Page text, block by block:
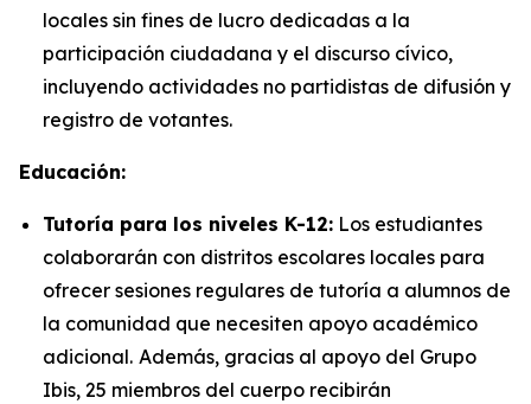
locales sin fines de lucro dedicadas a la
participación ciudadana y el discurso cívico,
incluyendo actividades no partidistas de difusión y
registro de votantes.
Educación:
Tutoría para los niveles K-12: Los estudiantes
colaborarán con distritos escolares locales para
ofrecer sesiones regulares de tutoría a alumnos de
la comunidad que necesiten apoyo académico
adicional. Además, gracias al apoyo del Grupo
Ibis, 25 miembros del cuerpo recibirán